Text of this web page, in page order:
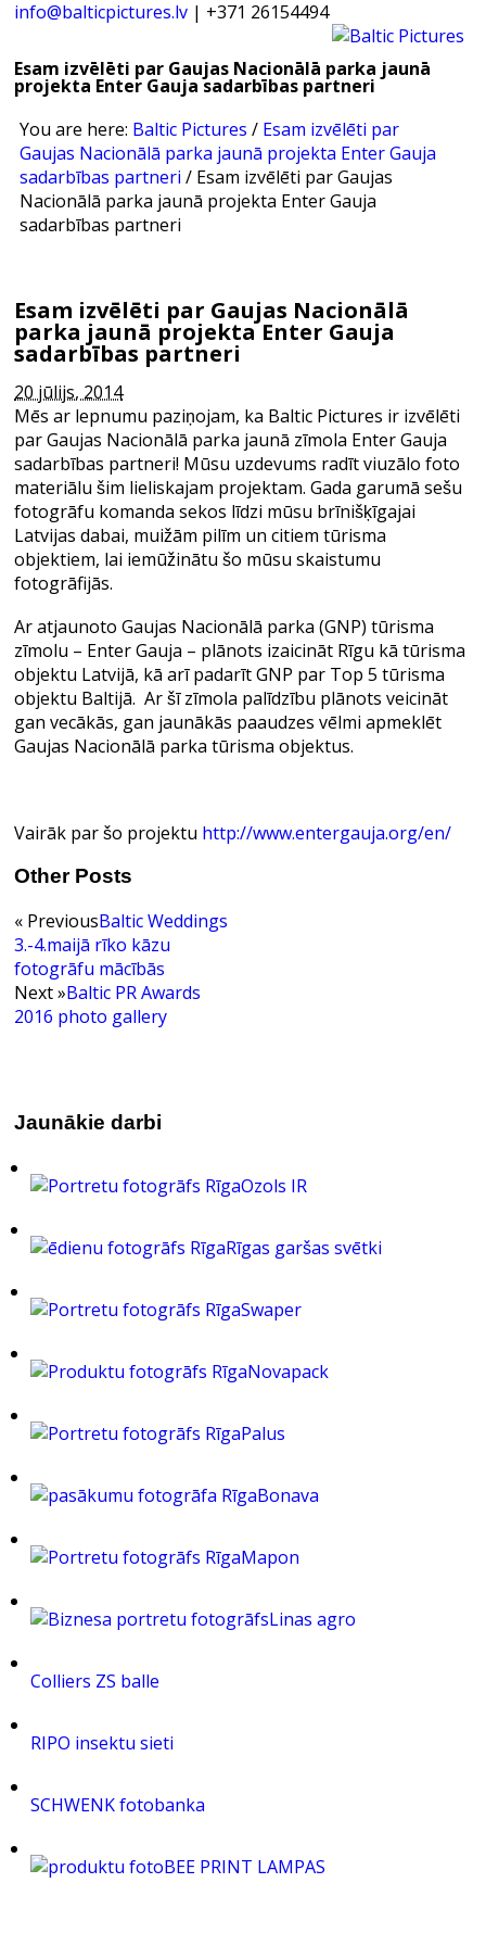
info@balticpictures.lv | +371 26154494
Esam izvēlēti par Gaujas Nacionālā parka jaunā
projekta Enter Gauja sadarbības partneri
You are here: Baltic Pictures / Esam izvēlēti par
Gaujas Nacionālā parka jaunā projekta Enter Gauja
sadarbības partneri / Esam izvēlēti par Gaujas
Nacionālā parka jaunā projekta Enter Gauja
sadarbības partneri
Esam izvēlēti par Gaujas Nacionālā
parka jaunā projekta Enter Gauja
sadarbības partneri
20 jūlijs, 2014
Mēs ar lepnumu paziņojam, ka Baltic Pictures ir izvēlēti
par Gaujas Nacionālā parka jaunā zīmola Enter Gauja
sadarbības partneri! Mūsu uzdevums radīt viuzālo foto
materiālu šim lieliskajam projektam. Gada garumā sešu
fotogrāfu komanda sekos līdzi mūsu brīnišķīgajai
Latvijas dabai, muižām pilīm un citiem tūrisma
objektiem, lai iemūžinātu šo mūsu skaistumu
fotogrāfijās.
Ar atjaunoto Gaujas Nacionālā parka (GNP) tūrisma
zīmolu – Enter Gauja – plānots izaicināt Rīgu kā tūrisma
objektu Latvijā, kā arī padarīt GNP par Top 5 tūrisma
objektu Baltijā. Ar šī zīmola palīdzību plānots veicināt
gan vecākās, gan jaunākās paaudzes vēlmi apmeklēt
Gaujas Nacionālā parka tūrisma objektus.
Vairāk par šo projektu http://www.entergauja.org/en/
Other Posts
« PreviousBaltic Weddings
3.-4.maijā rīko kāzu
fotogrāfu mācībās
Next »Baltic PR Awards
2016 photo gallery
Jaunākie darbi
Ozols IR
Rīgas garšas svētki
Swaper
Novapack
Palus
Bonava
Mapon
Linas agro
Colliers ZS balle
RIPO insektu sieti
SCHWENK fotobanka
BEE PRINT LAMPAS